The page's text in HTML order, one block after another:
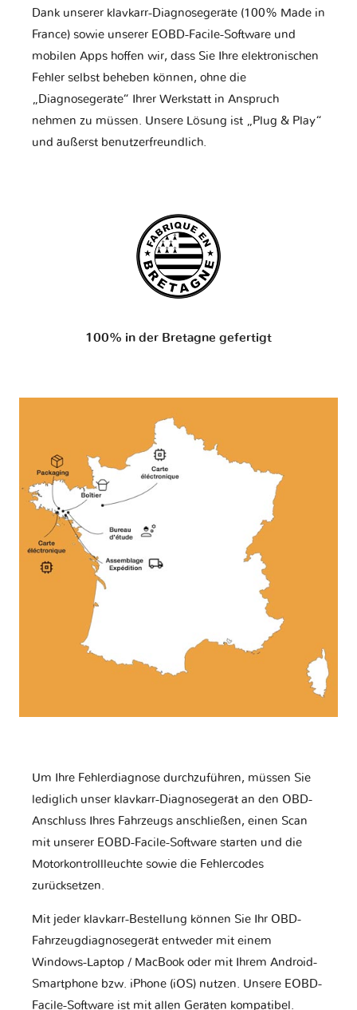
Dank unserer klavkarr-Diagnosegeräte (100% Made in
France) sowie unserer EOBD-Facile-Software und
mobilen Apps hoffen wir, dass Sie Ihre elektronischen
Fehler selbst beheben können, ohne die
„Diagnosegeräte“ Ihrer Werkstatt in Anspruch
nehmen zu müssen. Unsere Lösung ist „Plug & Play“
und äußerst benutzerfreundlich.
100% in der Bretagne gefertigt
Um Ihre Fehlerdiagnose durchzuführen, müssen Sie
lediglich unser klavkarr-Diagnosegerät an den OBD-
Anschluss Ihres Fahrzeugs anschließen, einen Scan
mit unserer EOBD-Facile-Software starten und die
Motorkontrollleuchte sowie die Fehlercodes
zurücksetzen.
Mit jeder klavkarr-Bestellung können Sie Ihr OBD-
Fahrzeugdiagnosegerät entweder mit einem
Windows-Laptop / MacBook oder mit Ihrem Android-
Smartphone bzw. iPhone (iOS) nutzen. Unsere EOBD-
Facile-Software ist mit allen Geräten kompatibel.